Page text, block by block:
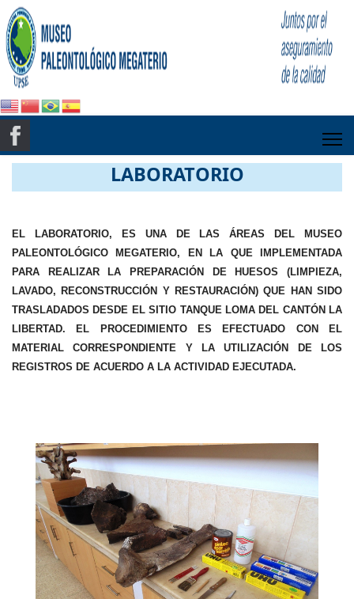
LABORATORIO
EL LABORATORIO, ES UNA DE LAS ÁREAS DEL MUSEO
PALEONTOLÓGICO MEGATERIO, EN LA QUE IMPLEMENTADA
PARA REALIZAR LA PREPARACIÓN DE HUESOS (LIMPIEZA,
LAVADO, RECONSTRUCCIÓN Y RESTAURACIÓN) QUE HAN SIDO
TRASLADADOS DESDE EL SITIO TANQUE LOMA DEL CANTÓN LA
LIBERTAD. EL PROCEDIMIENTO ES EFECTUADO CON EL
MATERIAL CORRESPONDIENTE Y LA UTILIZACIÓN DE LOS
REGISTROS DE ACUERDO A LA ACTIVIDAD EJECUTADA.